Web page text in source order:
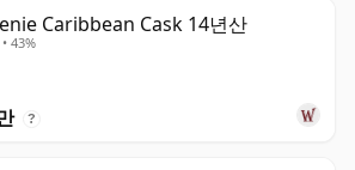
Caribbean Cask 14년산
43%
?